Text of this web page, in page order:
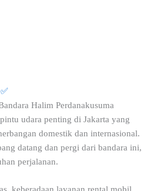
Halim Perdanakusuma
udara penting di Jakarta yang
domestik dan internasional.
datang dan pergi dari bandara ini,
perjalanan.